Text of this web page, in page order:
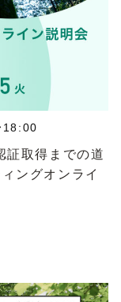
18:00
証取得までの道
ングオンライ